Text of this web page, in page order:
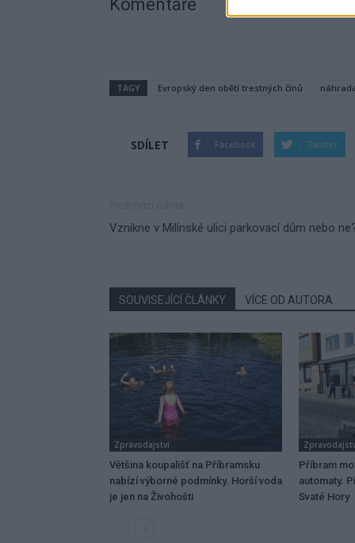
Komentáře
TAGY Evropský den obětí trestných činů
SDÍLET Facebook Twitter
Vznikne v Milínské ulici parkovací dům nebo
SOUVISEJÍCÍ ČLÁNKY VÍCE OD AUTORA
Zpravodajství
Většina koupališť na Příbramsku
nabízí výborné podmínky. Horší voda
je jen na Živohošti
Příbram
automaty.
Svaté Hory